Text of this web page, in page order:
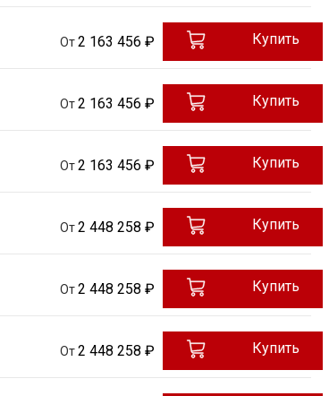
От2 163 456 ₽ Купить
От2 163 456 ₽ Купить
От2 163 456 ₽ Купить
От2 448 258 ₽ Купить
От2 448 258 ₽ Купить
От2 448 258 ₽ Купить